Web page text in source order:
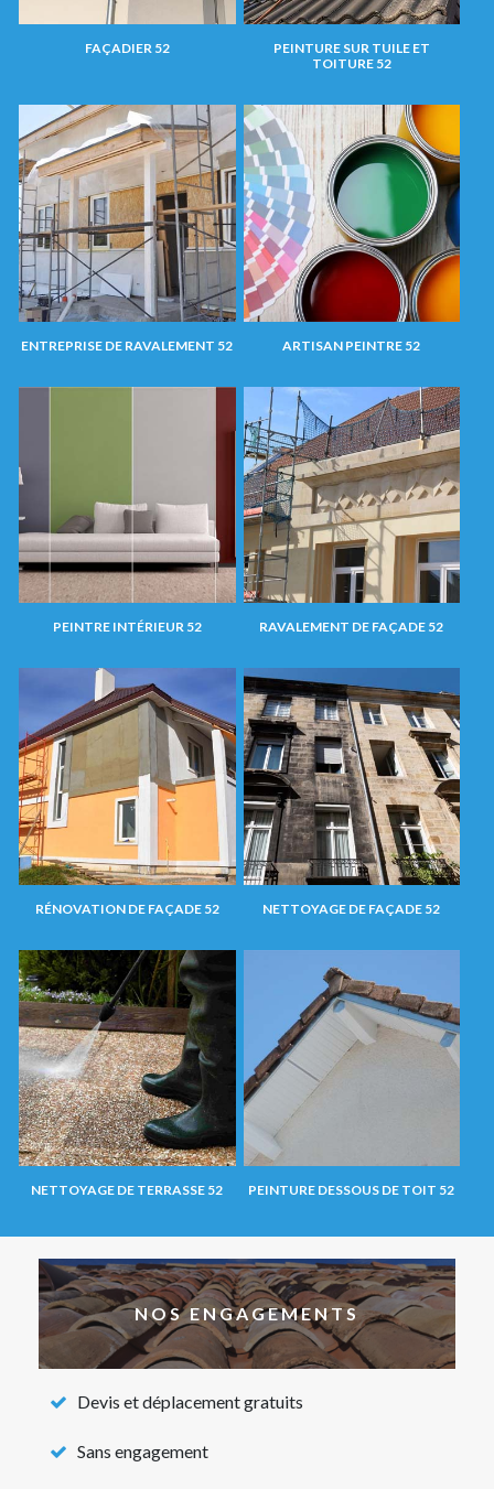
FAÇADIER 52
PEINTURE SUR TUILE ET
TOITURE 52
ENTREPRISE DE RAVALEMENT 52 ARTISAN PEINTRE 52
PEINTRE INTÉRIEUR 52 RAVALEMENT DE FAÇADE 52
RÉNOVATION DE FAÇADE 52 NETTOYAGE DE FAÇADE 52
NETTOYAGE DE TERRASSE 52 PEINTURE DESSOUS DE TOIT 52
NOS ENGAGEMENTS
Devis et déplacement gratuits
Sans engagement